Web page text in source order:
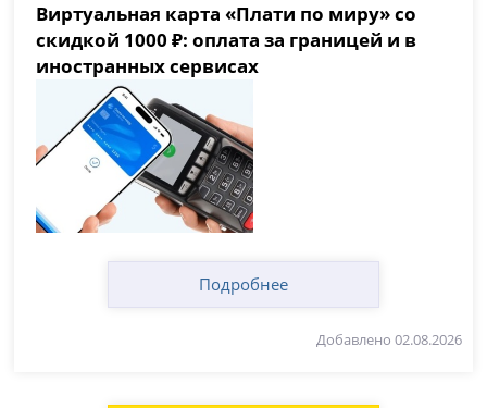
Виртуальная карта «Плати по миру» со
скидкой 1000 ₽: оплата за границей и в
иностранных сервисах
Подробнее
Добавлено 02.08.2026